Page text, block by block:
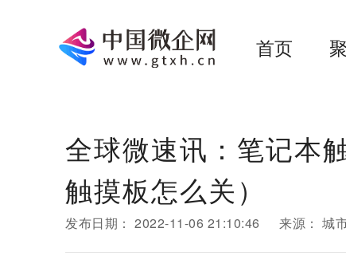
首页
全球微速讯：笔记本
触摸板怎么关）
发布日期： 2022-11-06 21:10:46 来源： 城